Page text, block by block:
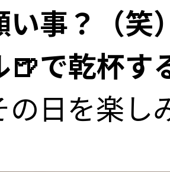
い事？（笑
🍺で乾杯す
の日を楽し